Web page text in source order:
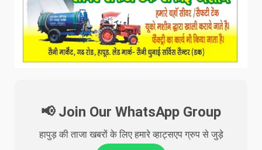
📢 Join Our WhatsApp Group
हापुड़ की ताजा खबरों के लिए हमारे व्हाट्सएप ग्रुप से जुड़े